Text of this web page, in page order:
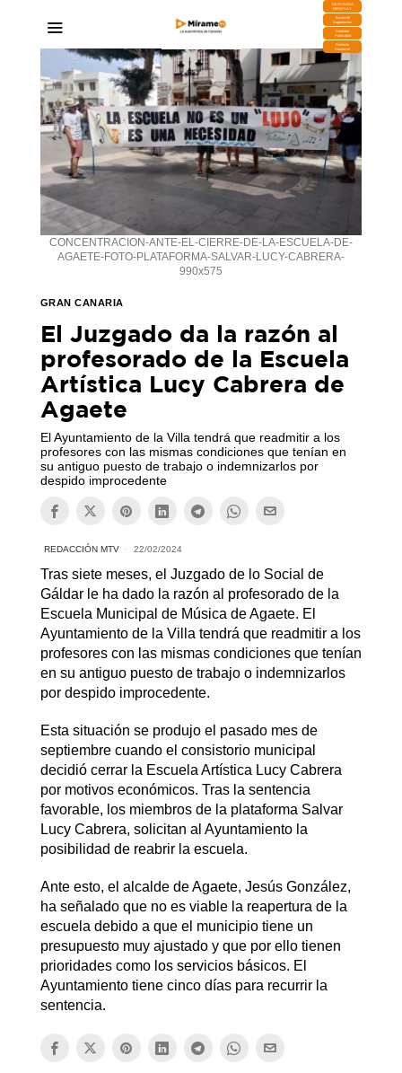
DESCARGA
MIRAPLAY
Buzón de
Sugerencias
Contratar
Publicidad
Contacto
Comercial
CONCENTRACION-ANTE-EL-CIERRE-DE-LA-ESCUELA-DE-
AGAETE-FOTO-PLATAFORMA-SALVAR-LUCY-CABRERA-
990x575
GRAN CANARIA
El Juzgado da la razón al
profesorado de la Escuela
Artística Lucy Cabrera de
Agaete
El Ayuntamiento de la Villa tendrá que readmitir a los
profesores con las mismas condiciones que tenían en
su antiguo puesto de trabajo o indemnizarlos por
despido improcedente
REDACCIÓN MTV 22/02/2024
Tras siete meses, el Juzgado de lo Social de
Gáldar le ha dado la razón al profesorado de la
Escuela Municipal de Música de Agaete. El
Ayuntamiento de la Villa tendrá que readmitir a los
profesores con las mismas condiciones que tenían
en su antiguo puesto de trabajo o indemnizarlos
por despido improcedente.
Esta situación se produjo el pasado mes de
septiembre cuando el consistorio municipal
decidió cerrar la Escuela Artística Lucy Cabrera
por motivos económicos. Tras la sentencia
favorable, los miembros de la plataforma Salvar
Lucy Cabrera, solicitan al Ayuntamiento la
posibilidad de reabrir la escuela.
Ante esto, el alcalde de Agaete, Jesús González,
ha señalado que no es viable la reapertura de la
escuela debido a que el municipio tiene un
presupuesto muy ajustado y que por ello tienen
prioridades como los servicios básicos. El
Ayuntamiento tiene cinco días para recurrir la
sentencia.